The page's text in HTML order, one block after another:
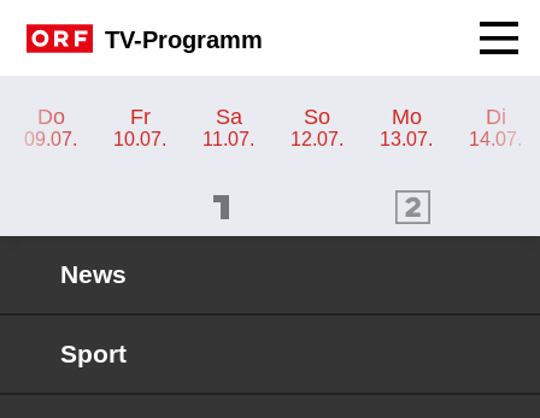
TV-Programm
Do
09.07.
Fr
10.07.
Sa
11.07.
So
12.07.
Mo
13.07.
Di
14.07.
ORF 2 Programm
News
Sport